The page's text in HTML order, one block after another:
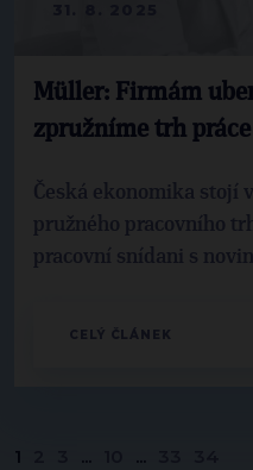
Müller: Firmám
zpružníme trh práce
Česká ekonomika stojí
pružného pracovního
pracovní snídani s
CELÝ ČLÁNEK
1 ... ...